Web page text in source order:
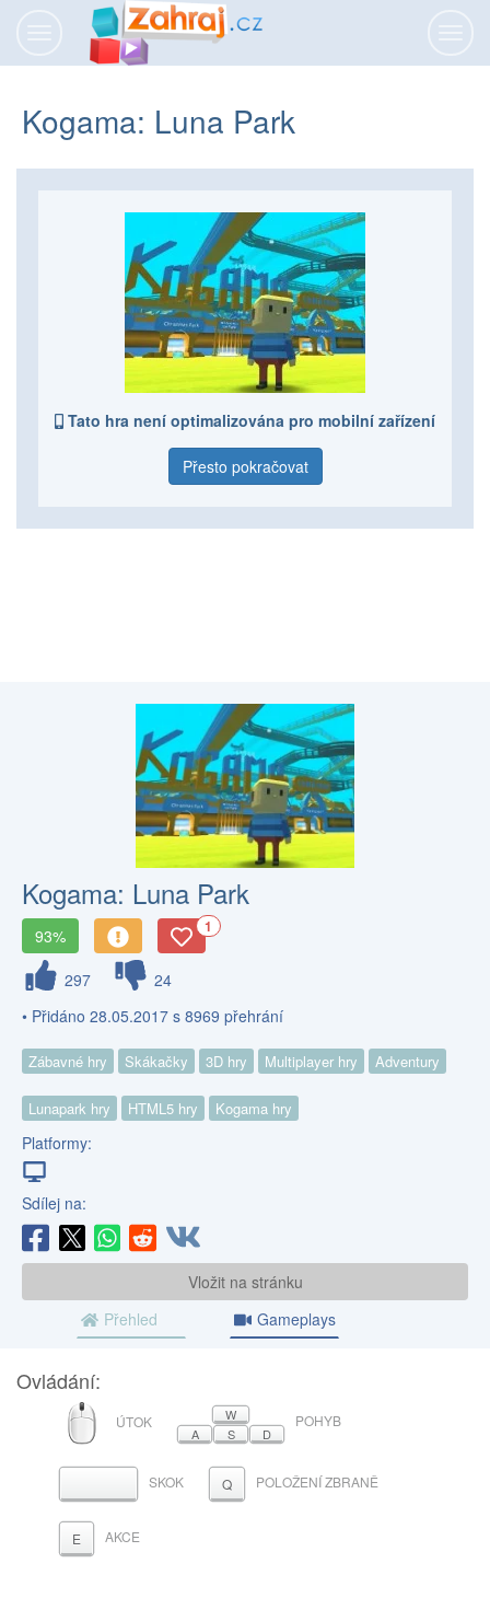
Kogama: Luna Park
Tato hra není optimalizována pro mobilní zařízení
Přesto pokračovat
Kogama: Luna Park
93% 1
297
24
• Přidáno 28.05.2017 s 8969 přehrání
Zábavné hry Skákačky 3D hry Multiplayer hry Adventury
Lunapark hry HTML5 hry Kogama hry
Platformy:
Sdílej na:
Vložit na stránku
Přehled
Gameplays
Ovládání:
MYŠ
ÚTOK
W
A
S D
POHYB
MEZERNÍKSKOK Q POLOŽENÍ ZBRANĚ
E AKCE